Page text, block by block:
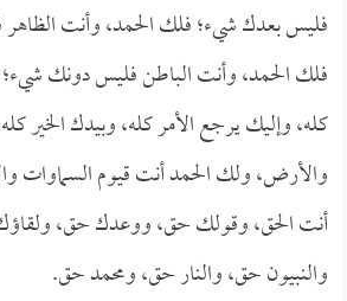
فليس بعدك شيء؛ فلك الحمد، وأنت
فلك الحمد، وأنت الباطن فليس دونك
كله، وإليك يرجع الأمر كله، وبيدك الخير
والأرض، ولك الحمد أنت قيوم السماوات
أنت الحق، وقولك حق، ووعدك حق،
والنبيون حق، والنار حق، ومحمد حق.